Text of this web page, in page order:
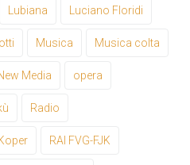
Lubiana Luciano Floridi
Musica Musica colta
Media opera
Radio
RAI FVG-FJK